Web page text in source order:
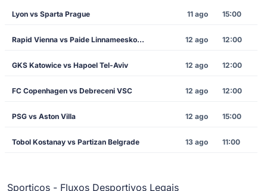
Lyon vs Sparta Prague 11 ago 15:00
Rapid Vienna vs Paide Linnameeskond 12 ago 12:00
GKS Katowice vs Hapoel Tel-Aviv 12 ago 12:00
FC Copenhagen vs Debreceni VSC 12 ago 12:00
PSG vs Aston Villa 12 ago 15:00
Tobol Kostanay vs Partizan Belgrade 13 ago 11:00
Sporticos - Fluxos Desportivos Legais